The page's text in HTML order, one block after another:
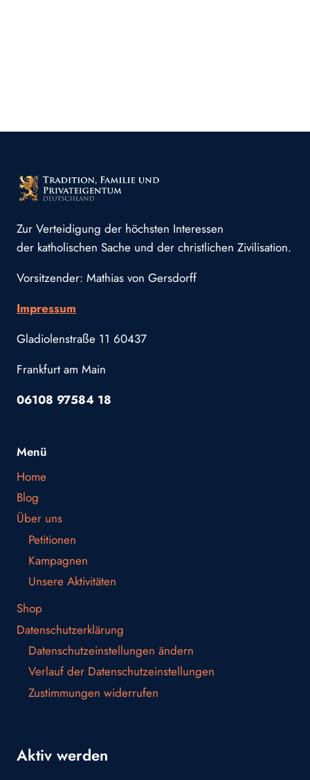
Zur Verteidigung der höchsten Interessen
der katholischen Sache und der christlichen Zivilisation.
Vorsitzender: Mathias von Gersdorff
Impressum
Gladiolenstraße 11 60437
Frankfurt am Main
06108 97584 18
Menü
Home
Blog
Über uns
Petitionen
Kampagnen
Unsere Aktivitäten
Shop
Datenschutzerklärung
Datenschutzeinstellungen ändern
Verlauf der Datenschutzeinstellungen
Zustimmungen widerrufen
Aktiv werden